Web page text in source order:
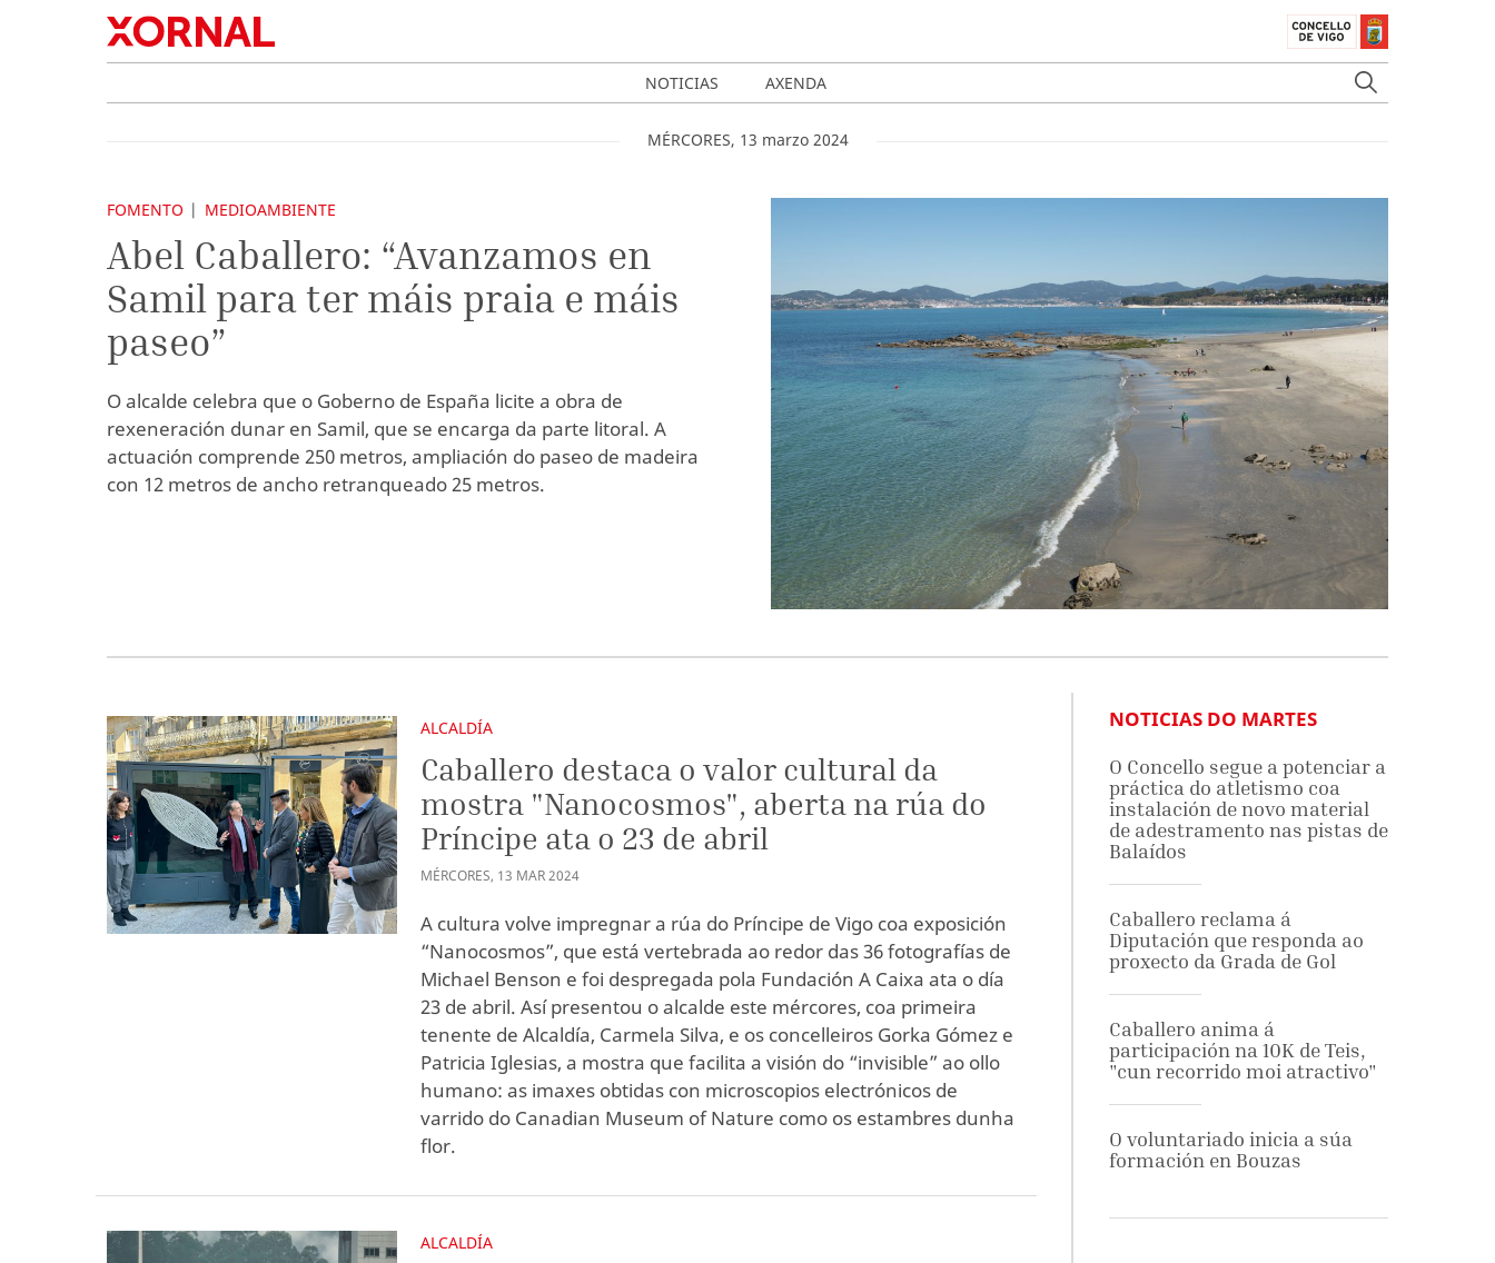
NOTICIAS AXENDA
MÉRCORES, 13 marzo 2024
FOMENTO MEDIOAMBIENTE
Abel Caballero: “Avanzamos en
Samil para ter máis praia e máis
paseo”
O alcalde celebra que o Goberno de España licite a obra de
rexeneración dunar en Samil, que se encarga da parte litoral. A
actuación comprende 250 metros, ampliación do paseo de madeira
con 12 metros de ancho retranqueado 25 metros.
ALCALDÍA
Caballero destaca o valor cultural da
mostra "Nanocosmos", aberta na rúa do
Príncipe ata o 23 de abril
MÉRCORES, 13 MAR2024
A cultura volve impregnar a rúa do Príncipe de Vigo coa exposición
“Nanocosmos”, que está vertebrada ao redor das 36 fotografías de
Michael Benson e foi despregada pola Fundación A Caixa ata o día
23 de abril. Así presentou o alcalde este mércores, coa primeira
tenente de Alcaldía, Carmela Silva, e os concelleiros Gorka Gómez e
Patricia Iglesias, a mostra que facilita a visión do “invisible” ao ollo
humano: as imaxes obtidas con microscopios electrónicos de
varrido do Canadian Museum of Nature como os estambres dunha
flor.
ALCALDÍA
NOTICIAS DO MARTES
O Concello segue a potenciar a
práctica do atletismo coa
instalación de novo material
de adestramento nas pistas de
Balaídos
Caballero reclama á
Diputación que responda ao
proxecto da Grada de Gol
Caballero anima á
participación na 10K de Teis,
"cun recorrido moi atractivo"
O voluntariado inicia a súa
formación en Bouzas